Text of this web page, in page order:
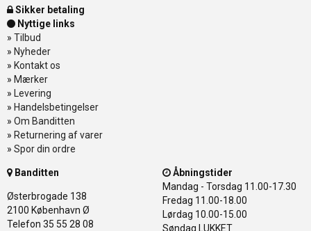
Sikker betaling
Nyttige links
» Tilbud
» Nyheder
» Kontakt os
» Mærker
» Levering
» Handelsbetingelser
» Om Banditten
» Returnering af varer
» Spor din ordre
Banditten
Østerbrogade 138
2100 København Ø
Telefon 35 55 28 08
Åbningstider
Mandag - Torsdag 11.00-17.30
Fredag 11.00-18.00
Lørdag 10.00-15.00
Søndag LUKKET